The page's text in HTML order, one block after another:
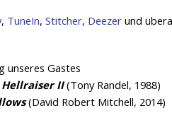
, TuneIn, Stitcher, Deezer und
unseres Gastes
II(Tony Randel, 1988)
(David Robert Mitchell, 2014)